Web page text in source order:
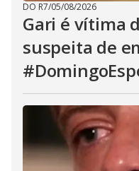
DO R7/05/08/2026
Gari é vítima
suspeita de